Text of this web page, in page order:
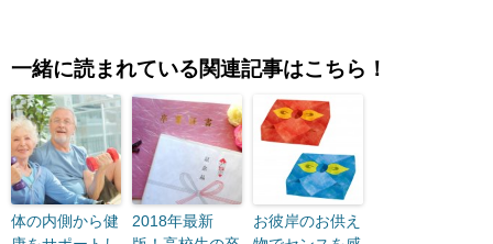
一緒に読まれている関連記事はこちら！
体の内側から健
2018年最新
お彼岸のお供え